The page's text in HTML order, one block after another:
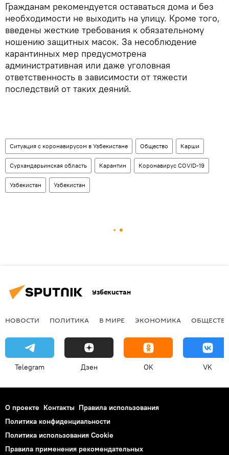
Гражданам рекомендуется оставаться дома и без
необходимости не выходить на улицу. Кроме того,
введены жесткие требования к обязательному
ношению защитных масок. За несоблюдение
карантинных мер предусмотрена
административная или даже уголовная
ответственность в зависимости от тяжести
последствий от таких деяний.
Ситуация с коронавирусом в Узбекистане Общество Карши
Сурхандарьинская область Карантин Коронавирус COVID-19
Узбекистан Узбекистан
Узбекистан
НОВОСТИ ПОЛИТИКА В МИРЕ ЭКОНОМИКА
Telegram Дзен OK VK
О проекте Контакты Правила использования
Политика конфиденциальности
Политика использования Cookie
Правила применения рекомендательных